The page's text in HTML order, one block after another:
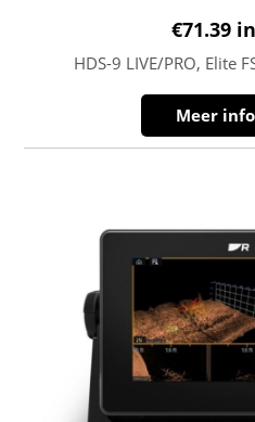
€71.39
HDS-9 LIVE/PRO, Elite
Meer